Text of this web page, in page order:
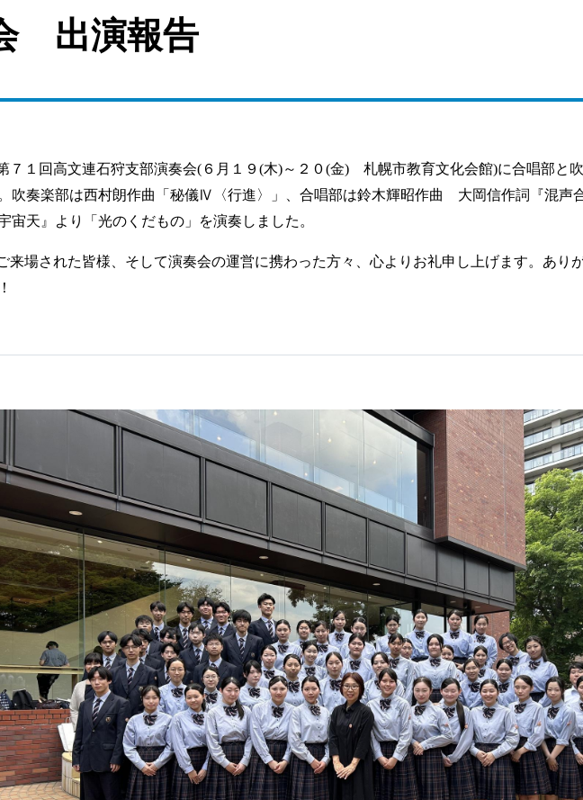
出演報告
７１回高文連石狩支部演奏会(６ 月１９(木)～２０(金) 札幌市教育文化会館)に合唱部と
吹奏楽部は西村朗作曲「秘儀Ⅳ〈行進〉」、合唱部は鈴木輝昭作曲 大岡信作詞『混声
宙天』より「光のくだもの」を演奏しました。
来場された皆様、そして演奏会の運営に携わった方々、心よりお礼申し上げます。あり